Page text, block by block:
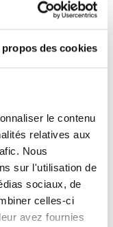
propos des cookies
le contenu
relatives aux
Nous
sur l'utilisation de
sociaux, de
celles-ci
avez fournies
faire et visiter
Roero, tout en
temps réel